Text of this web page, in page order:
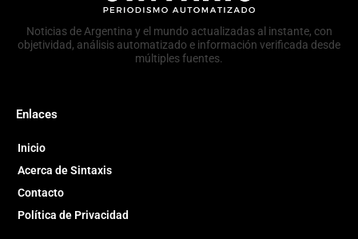
Noticias de Argentina y el mundo actualizadas al instante, con
objetividad, análisis automatizado e información verificada desde
múltiples fuentes.
Enlaces
Inicio
Acerca de Sintaxis
Contacto
Política de Privacidad